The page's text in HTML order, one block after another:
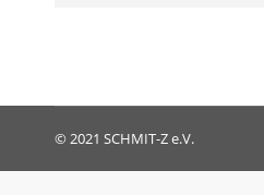
© 2021 SCHMIT-Z e.V.